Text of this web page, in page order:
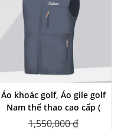
Áo khoác golf, Áo gile golf
Nam thể thao cao cấp (
GOLF CHÍNH HÃNG )
1,550,000 ₫